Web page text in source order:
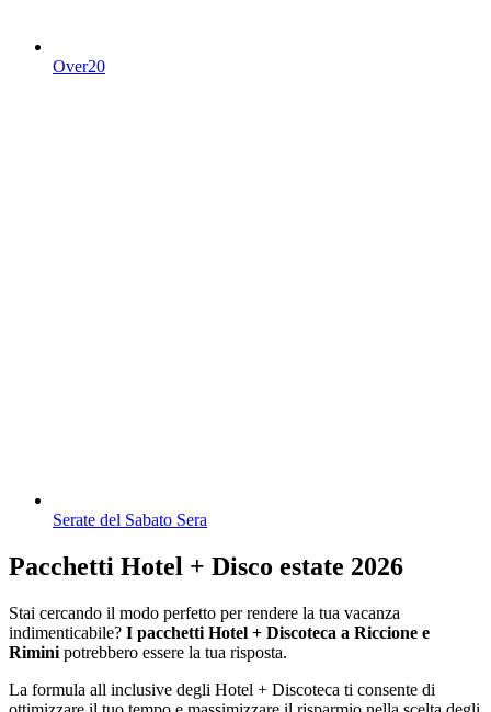
Over20
Serate del Sabato Sera
Pacchetti Hotel + Disco estate 2026
Stai cercando il modo perfetto per rendere la tua vacanza
indimenticabile? I pacchetti Hotel + Discoteca a Riccione e
Rimini potrebbero essere la tua risposta.
La formula all inclusive degli Hotel + Discoteca ti consente di